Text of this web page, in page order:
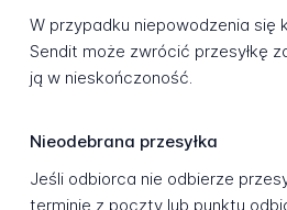
W przypadku niepowodzenia się
Sendit może zwrócić przesyłkę
ją w nieskończoność.
Nieodebrana przesyłka
Jeśli odbiorca nie odbierze
terminie z poczty lub punktu